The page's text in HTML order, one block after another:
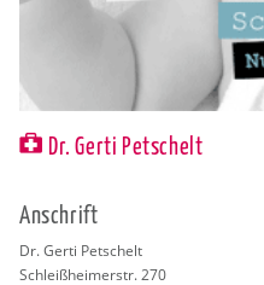
Dr. Gerti Petschelt
An­schrift
Dr. Gerti Pet­schelt
Schlei­ßhei­mer­str. 270